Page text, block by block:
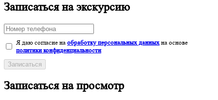
Записаться на экскурсию
Я даю согласие на обработку персональных данных на основе
политики конфиденциальности
Записаться
Записаться на просмотр